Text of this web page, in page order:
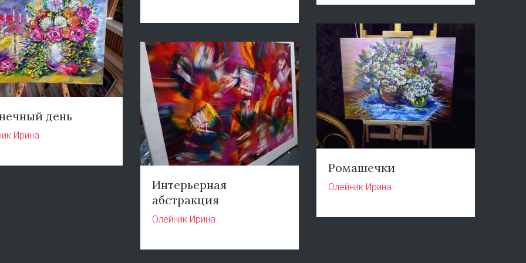
день
Ирина
Ромашечки
Олейник Ирина
Интерьерная
абстракция
Олейник Ирина